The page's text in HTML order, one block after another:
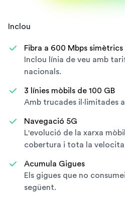
Inclou
Fibra a 600 Mbps simètrics
Inclou línia de veu amb
nacionals.
3 línies mòbils de 100 GB
Amb trucades il·limitades
Navegació 5G
L'evolució de la xarxa
cobertura i tota la
Acumula Gigues
Els gigues que no
següent.